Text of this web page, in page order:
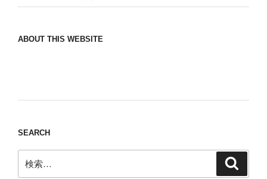
ABOUT THIS WEBSITE
SEARCH
索: